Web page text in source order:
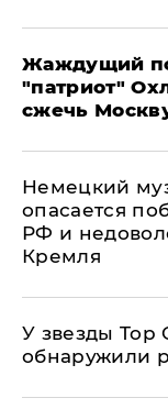
Жаждущий
"патриот"
сжечь
Немецкий
опасается
РФ и
Кремля
У звезды Top
обнаружили